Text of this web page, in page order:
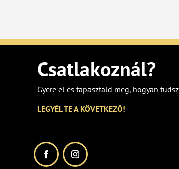
Csatlakoznál?
Gyere el és tapasztald meg, hogyan
LEGYÉL TE A KÖVETKEZŐ!